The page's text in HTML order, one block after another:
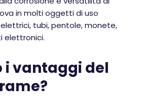
in molti oggetti di uso
tubi, pentole, monete,
elettronici.
i vantaggi del